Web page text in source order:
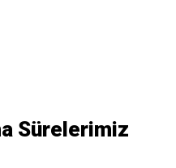
Sürelerimiz